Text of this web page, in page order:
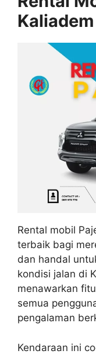
Kaliadem
Rental mobil
terbaik bagi
dan handal
kondisi jalan di
menawarkan
semua
pengalaman
Kendaraan ini